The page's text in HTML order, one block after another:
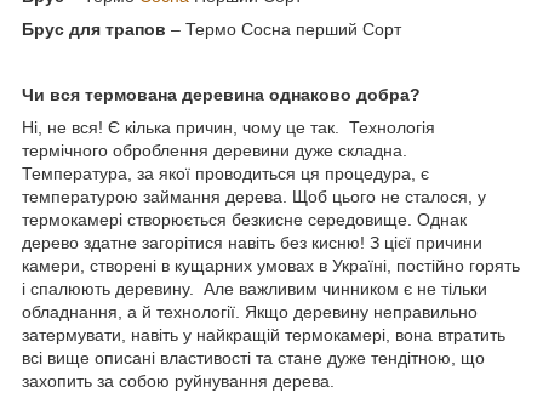
Брус для трапов – Термо Сосна перший Сорт
Чи вся термована деревина однаково добра?
Ні, не вся! Є кілька причин, чому це так. Технологія
термічного оброблення деревини дуже складна.
Температура, за якої проводиться ця процедура, є
температурою займання дерева. Щоб цього не сталося, у
термокамері створюється безкисне середовище. Однак
дерево здатне загорітися навіть без кисню! З цієї причини
камери, створені в кущарних умовах в Україні, постійно горять
і спалюють деревину. Але важливим чинником є не тільки
обладнання, а й технології. Якщо деревину неправильно
затермувати, навіть у найкращій термокамері, вона втратить
всі вище описані властивості та стане дуже тендітною, що
захопить за собою руйнування дерева.